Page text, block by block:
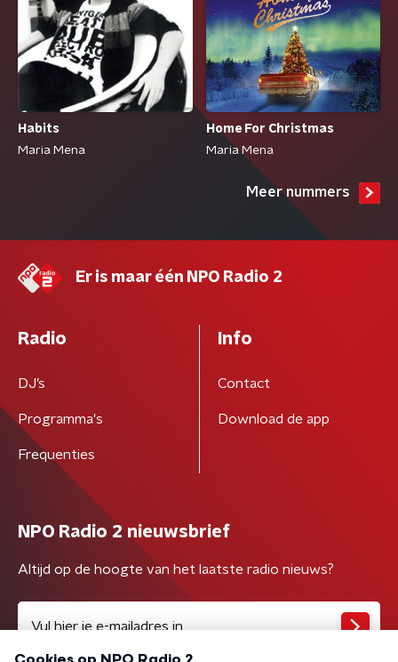
Habits
Maria Mena
Home For Christmas
Maria Mena
Meer nummers
Er is maar één NPO Radio 2
Radio
DJ’s
Programma's
Frequenties
Info
Contact
Download de app
NPO Radio 2 nieuwsbrief
Altijd op de hoogte van het laatste radio nieuws?